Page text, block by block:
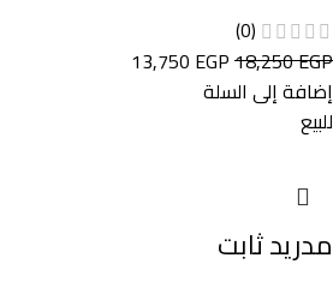
(0)
18,250EGP
13,750 EGP
إضافة إلى السلة
للبيع
مدريد ثابت